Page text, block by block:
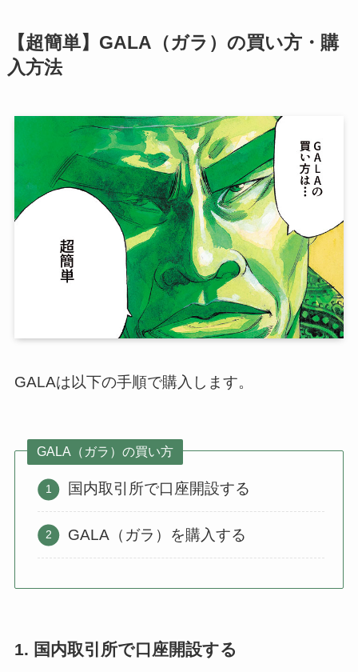
【超簡単】GALA（ガラ）の買い方・購
入方法
GALAは以下の手順で購入します。
GALA（ガラ）の買い方
国内取引所で口座開設する
GALA（ガラ）を購入する
1. 国内取引所で口座開設する